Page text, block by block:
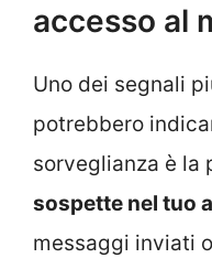
accesso al
Uno dei segnali
potrebbero
sorveglianza è la
sospette nel tuo
messaggi inviati